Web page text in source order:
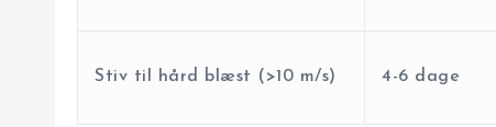
Stiv til hård blæst (>10 m/s) 4-6 dage